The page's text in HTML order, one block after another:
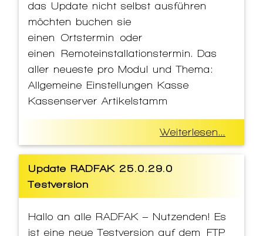
das Update nicht selbst ausführen
möchten buchen sie
einen Ortstermin oder
einen Remoteinstallationstermin. Das
aller neueste pro Modul und Thema:
Allgemeine Einstellungen Kasse
Kassenserver Artikelstamm
Weiterlesen...
Update RADFAK 25.0.29.0
Testversion
Hallo an alle RADFAK – Nutzenden! Es
ist eine neue Testversion auf dem FTP